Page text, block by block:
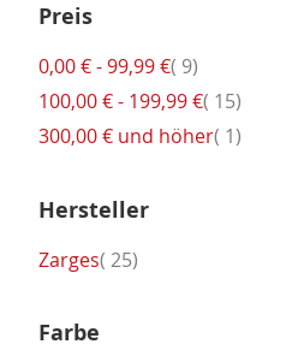
Preis
0,00 €-99,99 € 9Artikel
100,00 €- 199,99 € 15Artikel
300,00 € und höher 1Artikel
Hersteller
Zarges 25Artikel
Farbe